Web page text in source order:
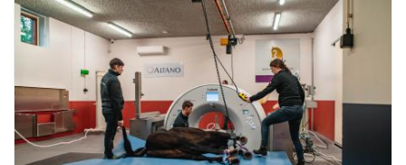
cranes
at
Timmerfabreik
De
Jong